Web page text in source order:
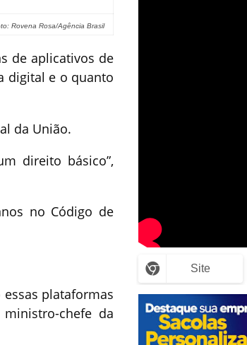
Rovena Rosa/Agência Brasil
de aplicativos de
digital e o quanto
da União.
direito básico”,
no Código de
plataformas
chefe da
Site